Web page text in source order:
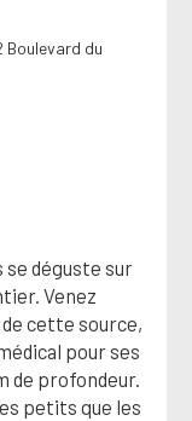
Boulevard du
se déguste sur
Venez
cette source,
pour ses
de profondeur.
petits que les